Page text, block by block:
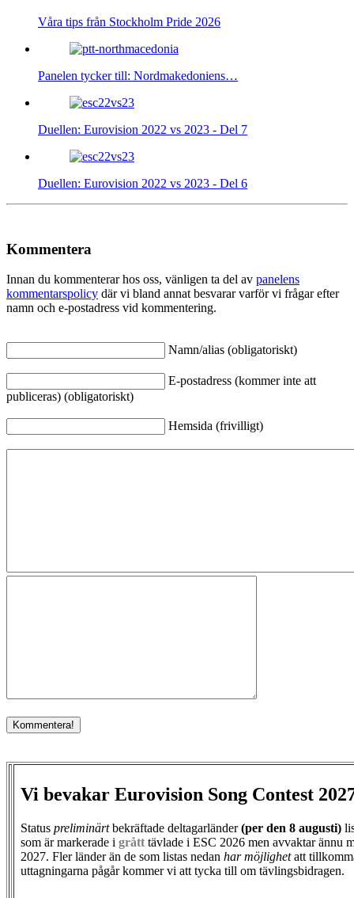
Våra tips från Stockholm Pride 2026
Panelen tycker till: Nordmakedoniens…
Duellen: Eurovision 2022 vs 2023 - Del 7
Duellen: Eurovision 2022 vs 2023 - Del 6
Kommentera
Innan du kommenterar hos oss, vänligen ta del av panelens
kommentarspolicy där vi bland annat besvarar varför vi frågar efter
namn och e-postadress vid kommentering.
Namn/alias (obligatoriskt)
E-postadress (kommer inte att
publiceras) (obligatoriskt)
Hemsida (frivilligt)
Vi bevakar Eurovision Song Contest
Status preliminärtbekräftade deltagarländer(per den 8 augusti)
som är markerade i grått tävlade i ESC 2026 men avvaktar ännu
2027. Fler länder än de som listas nedan har möjlighetatt
uttagningarna pågår kommer vi att tycka till om tävlingsbidragen.